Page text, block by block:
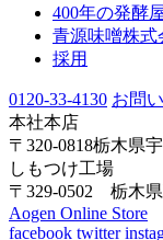
400年の発酵
青源味噌株式
採用
0120-33-4130 お問
本社本店
〒320-0818栃木県
しもつけ工場
〒329-0502 栃木
Aogen Online Store
facebook twitter